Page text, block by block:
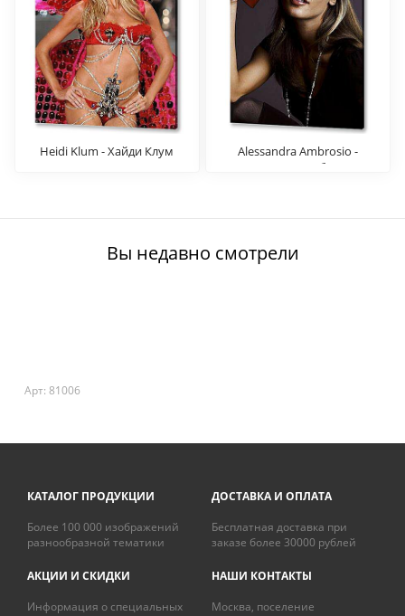
Heidi Klum - Хайди Клум
Alessandra Ambrosio -
Алессандра Амбросио
Вы недавно смотрели
Арт: 81006
КАТАЛОГ ПРОДУКЦИИ
Более 100 000 изображений
разнообразной тематики
ДОСТАВКА И ОПЛАТА
Бесплатная доставка при
заказе более 30000 рублей
АКЦИИ И СКИДКИ
Информация о специальных
НАШИ КОНТАКТЫ
Москва, поселение